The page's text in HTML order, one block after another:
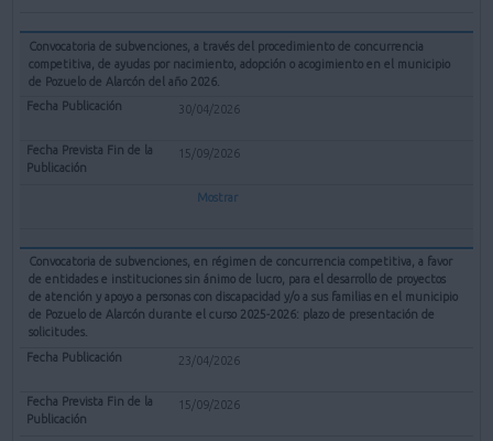
Convocatoria de subvenciones, a través del procedimiento de concurrencia
competitiva, de ayudas por nacimiento, adopción o acogimiento en el municipio
de Pozuelo de Alarcón del año 2026.
30/04/2026
15/09/2026
Mostrar
Convocatoria de subvenciones, en régimen de concurrencia competitiva, a favor
de entidades e instituciones sin ánimo de lucro, para el desarrollo de proyectos
de atención y apoyo a personas con discapacidad y/o a sus familias en el municipio
de Pozuelo de Alarcón durante el curso 2025-2026: plazo de presentación de
solicitudes.
23/04/2026
15/09/2026